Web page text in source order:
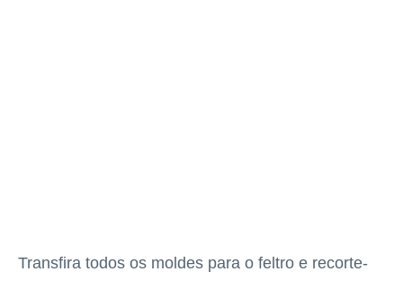
Transfira todos os moldes para o feltro e recorte-